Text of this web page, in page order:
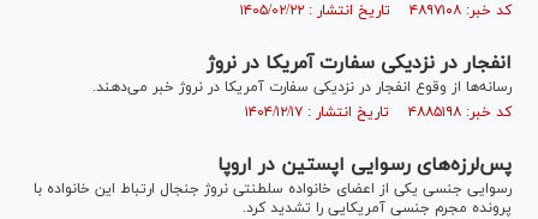
کد خبر: ۴۸۹۷۱۰۸ تاریخ انتشار : ۱۴۰۵/۰۲/۲۲
انفجار در نزدیکی سفارت آمریکا در نروژ
رسانه‌ها از وقوع انفجار در نزدیکی سفارت آمریکا در نروژ خبر می‌دهند.
کد خبر: ۴۸۸۵۱۹۸ تاریخ انتشار : ۱۴۰۴/۱۲/۱۷
پس‌لرزه‌های رسوایی اپستین در اروپا
رسوایی جنسی یکی از اعضای خانواده سلطنتی نروژ جنجال ارتباط این خانواده با
پرونده مجرم جنسی آمریکایی را تشدید کرد.